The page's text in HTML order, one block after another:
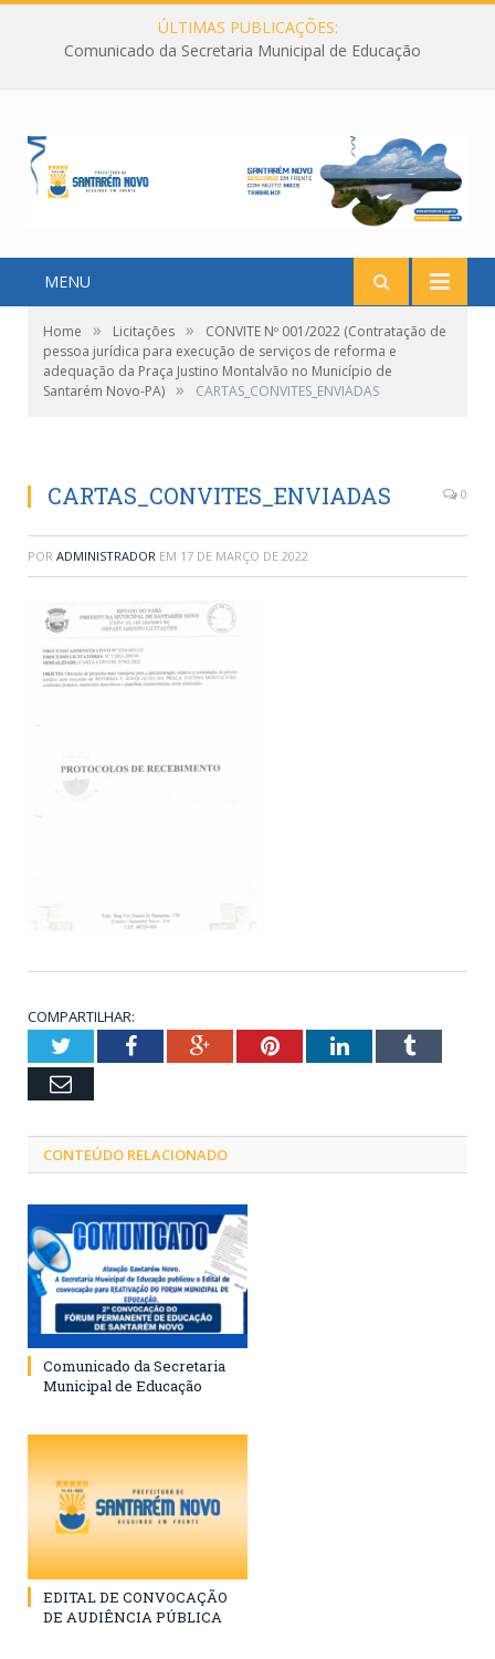
ÚLTIMAS PUBLICAÇÕES:
Comunicado da Secretaria Municipal de Educação
MENU
Home » Licitações »
CONVITE Nº 001/2022 (Contratação de
pessoa jurídica para execução de serviços de reforma e
adequação da Praça Justino Montalvão no Município de
Santarém Novo-PA) » CARTAS_CONVITES_ENVIADAS
CARTAS_CONVITES_ENVIADAS 0
POR ADMINISTRADOR EM 17 DE MARÇO DE 2022
COMPARTILHAR:
TwitterFacebookGoogle+PinterestLinkedInTumblr
Email
CONTEÚDO RELACIONADO
Comunicado da Secretaria
Municipal de Educação
EDITAL DE CONVOCAÇÃO
DE AUDIÊNCIA PÚBLICA